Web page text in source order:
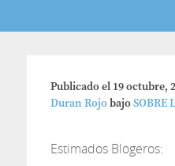
Publicado el 19 octubre,
Duran RojobajoSOBRE
Estimados Blogeros: